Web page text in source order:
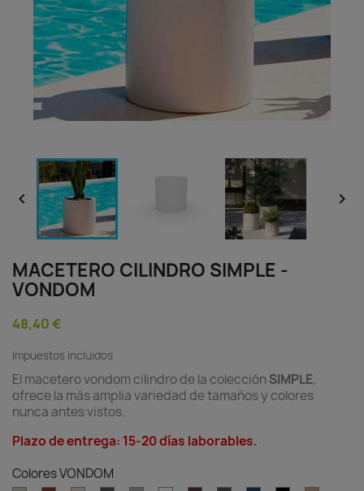
 
MACETERO CILINDRO SIMPLE -
VONDOM
48,40 €
Impuestos incluidos
El macetero vondom cilindro de la colección SIMPLE,
ofrece la más amplia variedad de tamaños y colores
nunca antes vistos.
Plazo de entrega: 15-20 días laborables.
Colores VONDOM